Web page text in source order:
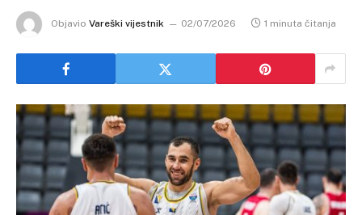
Objavio Vareški vijestnik 02/07/2026 1 minuta čitanja